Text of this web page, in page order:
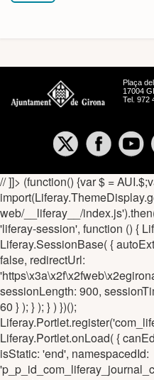
Plaça
17004
Tel. 972
// ]]> (function() {var $ =
web/__liferay__/
'liferay-session', function () {
Liferay.SessionBase( {
false, redirectUrl:
sessionLength: 900,
60 } ); } ); } ) })();
Liferay.Portlet.onLoad( {
isStatic: 'end', namespacedId: